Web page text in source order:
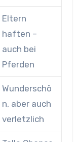
Eltern
haften –
auch bei
Pferden
Wunderschö
n, aber auch
verletzlich